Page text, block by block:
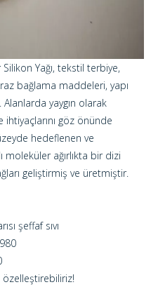
Yağı, tekstil terbiye,
bağlama maddeleri, yapı
yaygın olarak
ihtiyaçlarını göz önünde
hedeflenen ve
ağırlıkta bir dizi
geliştirmiş ve üretmiştir.
şeffaf sıvı
özelleştirebiliriz!